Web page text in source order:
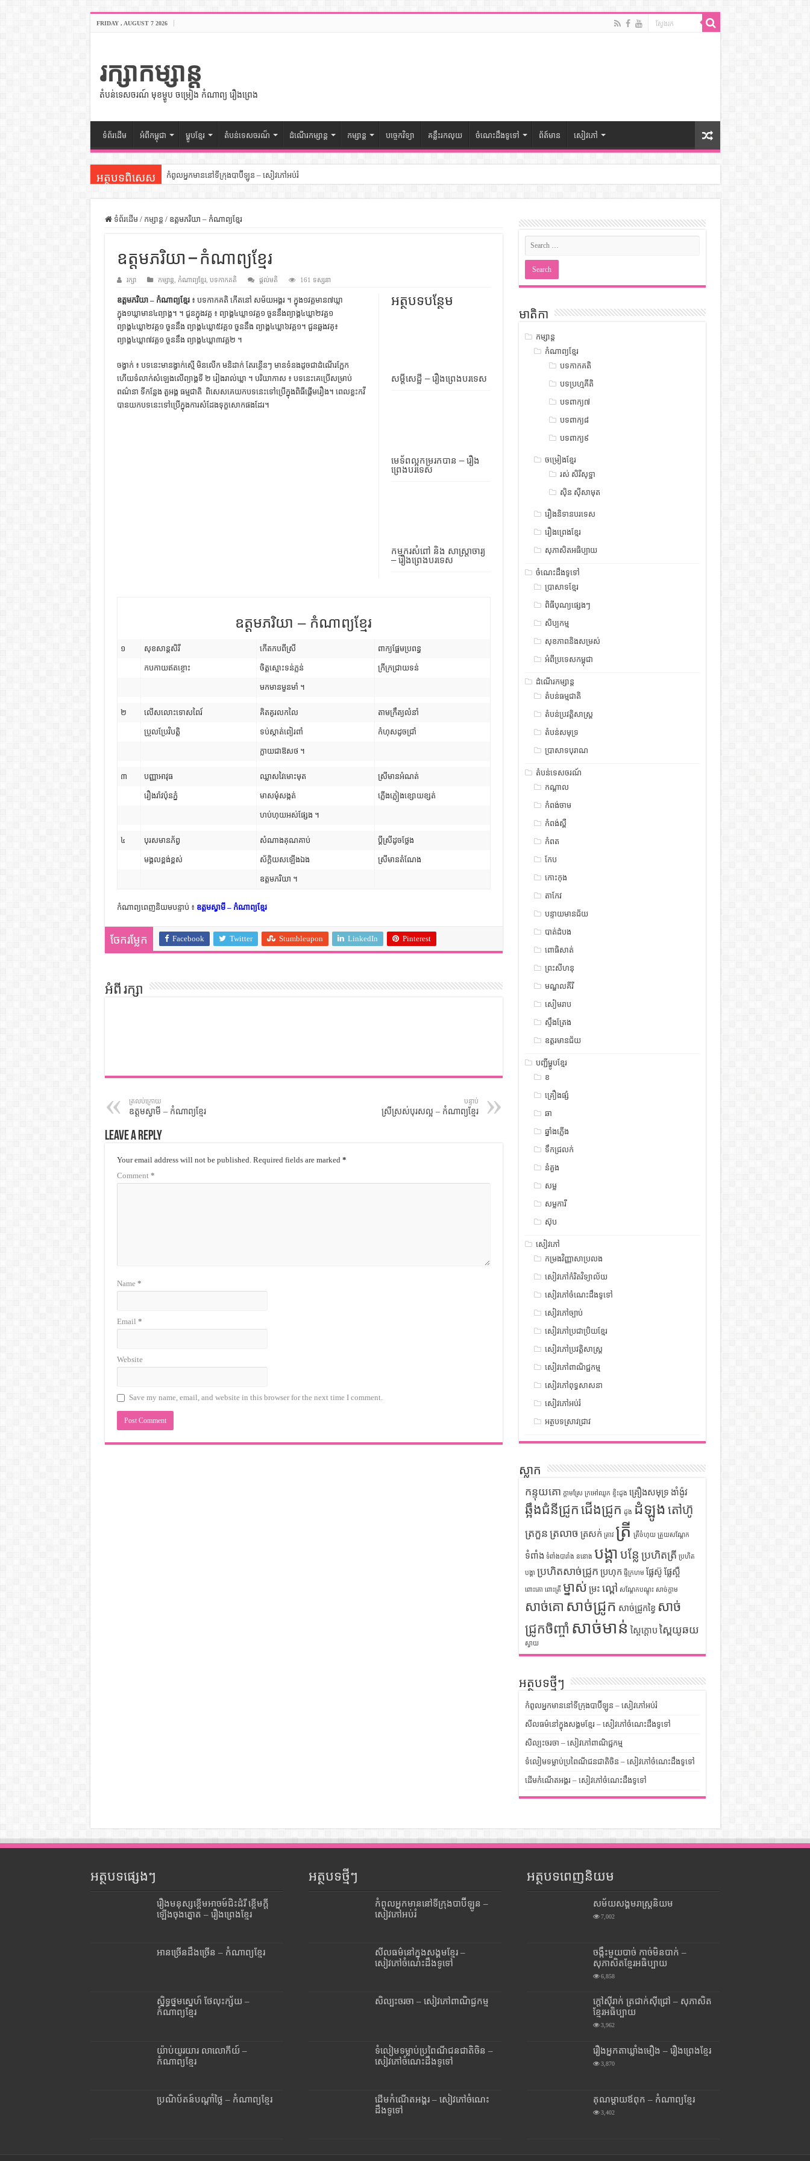
FRIDAY , AUGUST 7 2026
រក្សាកម្សាន្ត
តំបន់ទេសចរណ៍ មុខម្ហូប ចម្រៀង កំណាព្យ រឿងព្រេង
ទំព័រដើម អំពីកម្ពុជា ម្ហូបខ្មែរ តំបន់ទេសចរណ៏ ដំណើរកម្សាន្ត កម្សាន្ត បច្ចេកវិទ្យា គន្លឹះរកលុយ ចំណេះដឹងទូទៅ ព័ត៍មាន សៀវភៅ
អត្ថបទពិសេស កំពូលអ្នកមាននៅទីក្រុងបាប៊ីឡូន – សៀវភៅអប់រំ
សិល្បះចរចា – សៀវភៅពាណិជ្ជកម្ម
ដើមកំណើតអង្គរ – សៀវភៅចំណេះដឹងទូទៅ
ដើមកំណើតជនជាតិខ្មែរ – អត្ថបទស្រាវជ្រាវ
ទំនាក់ទំនងកម្ពុជានិងចិន – សៀវភៅចំណេះដឹងទូទៅ
ព្រះបាទធម្មិក – សៀវភៅចំណេះដឹងទូទៅ
រដ្ឋបាល និង រដ្ឋបាលវិមជ្ឈការ – អត្ថបទស្រាវជ្រាវ
ការស្វែងយល់អំពី ល្ខោនខោល – សៀវភៅចំណេះដឹងទូទៅ
ទំព័រដើម / កម្សាន្ត / ឧត្តមភរិយា – កំណាព្យខ្មែរ
ឧត្តមភរិយា – កំណាព្យខ្មែរ
រក្សា កម្សាន្ត កំណាព្យខ្មែរ, បទកាកគតិ ផ្តល់មតិ 161 ទស្សនា
អត្ថបទបន្ថែម
សម្តីសេដ្ឋី – រឿងព្រេងបរទេស
មេទ័ពល្អកម្ររកបាន – រឿង
ព្រេងបរទេស
កម្មករសំពៅ និង សាស្រ្តាចារ្យ
– រឿងព្រេងបរទេស
ឧត្តមភរិយា – កំណាព្យខ្មែរ៖ បទកាកគតិ កើតនៅ សម័យអង្គរ ។ ក្នុង១វគ្គមាន៧ឃ្លា
ក្នុង១ឃ្លាមាន៤ព្យាង្គ។ ។ ជួនក្នុងវគ្គ ៖ ព្យាង្គ៤ឃ្លា១វគ្គ១ ចួននឹងព្យាង្គ៤ឃ្លា២វគ្គ១
ព្យាង្គ៤ឃ្លា២វគ្គ១ ចួននឹង ព្យាង្គ៤ឃ្លា៥វគ្គ១ ចួននឹង ព្យាង្គ៤ឃ្លា៦វគ្គ១។ ជួនឆ្លងវគ្៖
ព្យាង្គ៤ឃ្លា៧វគ្គ១ ចួននឹង ព្យាង្គ៤ឃ្លា៣វគ្គ២ ។
ចង្វាក់ ៖ បទនេះមានង្វាក់ស្មើ មិនលើក មនិដាក់ តែរន្ថើនៗ មានទំនងដូចជា​ដំណើរក្អែក
ហើយទំលាក់សំឡេងលើព្យាង្គទី ២ រៀងរាល់ឃ្លា ។ បរិយាកាស ៖ បទនេះគេប្រើសម្រាប់
ពណ៌នា ទីកន្លែង តួអង្គ ធម្មជាតិ ​​ ពិសេសគេយក​បទនេះទៅប្រើក្នុងពិធីផ្តើមរឿង។ ពេលខ្លះ​កវី​
បាន​យក​បទ​នេះ​ទៅ​ប្រើ​ក្នុង​ការ​សំដែង​ទុក្ខ​សោក​ផង​ដែរ​។ ​
ឧត្តមភរិយា – កំណាព្យខ្មែរ
១ សុខសាន្តសិរី កើតកបពីស្រី ពាក្យផ្អែមប្រពន្ធ
កបកាយឥតខ្ចោះ ចិត្តស្មោះទន់ភ្លន់ ក្រីក្រជ្រាយទន់
មកមានមួនមាំ ។
២ លើសលោះទោសពៃរ៍ គិតគូរលកលៃ តាមក្រឹត្យលំនាំ
ប្រួលប្រែវិបត្តិ ទប់ស្កាត់ពៀរពាំ កំហុសដូចជ្រាំ
ក្លាយជាឱសថ ។
៣ បញ្ញាអាវុធ ឈ្លាសវៃមោះមុត ស្រីមានអំណត់
រឿងរ៉ាវប៉ុនភ្នំ មាសមុំសង្កត់ ភ្លើងភ្លៀងខ្សោយខ្សត់
ហប់ហុយអស់ផ្សែង ។
៤ បុរសមានភ័ព្វ សំណាងគុណគាប់ ប្តីស្រីដូចថ្លែង
មង្គលខ្ពង់ខ្ពស់ ស័ក្តិយសឡើងឯង ស្រីមានតំណែង
ឧត្តមភរិយា ។
កំណាព្យពេញនិយមបន្ទាប់ ៖ ឧត្តមស្វាមី – កំណាព្យខ្មែរ
ចែករម្លែក Facebook Twitter Stumbleupon LinkedIn Pinterest
អំពី រក្សា
ត្រលប់ក្រោយ
ឧត្តមស្វាមី – កំណាព្យខ្មែរ
បន្ទាប់
ស្រីស្រស់បុរសល្អ – កំណាព្យខ្មែរ
Leave a Reply
Your email address will not be published. Required fields are marked *
Comment *
Name *
Email *
Website
Save my name, email, and website in this browser for the next time I comment.
មាតិកា
កម្សាន្ត
កំណាព្យខ្មែរ
បទកាកគតិ
បទប្រហ្មគីតិ
បទពាក្យ៧
បទពាក្យ៨
បទពាក្យ៩
ចម្រៀងខ្មែរ
រស់ សិរីសុទ្ឋា
ស៊ិន ស៊ីសាមុត
រឿងនិទានបរទេស
រឿងព្រេងខ្មែរ
សុភាសិតអធិប្បាយ
ចំណេះដឹងទូទៅ
ប្រាសាទខ្មែរ
ពិធីបុណ្យផ្សេងៗ
សិប្បកម្ម
សុខភាពនិងសម្រស់
អំពីប្រទេសកម្ពុជា
ដំណើរកម្សាន្ត
តំបន់ធម្មជាតិ
តំបន់ប្រវត្តិសាស្រ្ត
តំបន់សមុទ្រ
ប្រាសាទបុរាណ
តំបន់ទេសចរណ៍
កណ្តាល
កំពង់ចាម
កំពង់ស្ពឺ
កំពត
កែប
កោះកុង
តាកែវ
បន្ទាយមានជ័យ
បាត់ដំបង
ពោធិសាត់
ព្រះសីហនុ
មណ្ឌលគីរី
សៀមរាប
ស្ទឹង​​ត្រែង
ឧត្ដរមានជ័យ
បញ្ជីម្ហូបខ្មែរ
ខ
គ្រឿងផ្សំ
ឆា
ឆ្នាំងភ្លើង
ទឹកជ្រលក់
នំគួង
សម្ល
សម្លការី
ស៊ុប
សៀវភៅ
កម្រងវិញ្ញាសាប្រលង
សៀវភៅកំរិតវិទ្យាល័យ
សៀវភៅចំណេះដឹងទូទៅ
សៀវភៅច្បាប់
សៀវភៅប្រជាប្រិយខ្មែរ
សៀវភៅប្រវត្តិសាស្រ្ត
សៀវភៅពាណិជ្ជកម្ម
សៀវភៅពុទ្ធសាសនា
សៀវភៅអប់រំ
អត្ថបទស្រាវជ្រាវ
ស្លាក
កន្ទុយគោ ក្តាមស្រែ ក្រអៅឈូក ខ្ទិះដូង គ្រឿងសមុទ្រ ងាំង៉ូវ
ឆ្អឹងជំនីជ្រូក ជើងជ្រូក ដូង ដំឡូង តៅហ៊ូ
ត្រកួន ត្រលាច ត្រសក់ ត្រាវ ត្រី ត្រីចំហុយ ត្រួយសណ្តែក
ទំពាំង ទំពាំងបារាំង ននោង បង្គា បន្លែ ប្រហិតត្រី ប្រហិត
បង្គា ប្រហិតសាច់ជ្រូក ប្រហុក ផ្ទីក្រហម ផ្លែស៊ូ ផ្លែស្ពឺ
ពោះគោ ពោះត្រី ម្នាស់ ម្រះ ល្ពៅ សណ្តែកបណ្តុះ សាច់ក្តាម
សាច់គោ សាច់ជ្រូក សាច់ជ្រូកខ្វៃ សាច់
ជ្រូកចិញ្ចាំ សាច់មាន់ ស្ពៃក្តោប ស្ពៃយូឆយ
ស្វាយ
អត្ថបទថ្មីៗ
កំពូលអ្នកមាននៅទីក្រុងបាប៊ីឡូន – សៀវភៅអប់រំ
សីលធម៌នៅក្នុងសង្គមខ្មែរ – សៀវភៅចំណេះដឹងទូទៅ
សិល្បះចរចា – សៀវភៅពាណិជ្ជកម្ម
ទំលៀមទម្លាប់ប្រពៃណីជនជាតិចិន – សៀវភៅចំណេះដឹងទូទៅ
ដើមកំណើតអង្គរ – សៀវភៅចំណេះដឹងទូទៅ
អត្ថបទផ្សេងៗ
រឿងមនុស្សខ្ពើមអាចម៍ជិះដំរី ខ្ពើមក្តី
ឡើងចុងត្នោត – រឿងព្រេងខ្មែរ
អានច្រើនដឹងច្រើន – កំណាព្យខ្មែរ
ស្និទ្ធថ្នមស្នេហ៍ ថែលុះក្ស័យ –
កំណាព្យខ្មែរ
យ៉ាប់យូរយារ លាលោកីយ៍ –
កំណាព្យខ្មែរ
ប្រណិប័តន៍បណ្តាំថ្លៃ – កំណាព្យខ្មែរ
អត្ថបទថ្មីៗ
កំពូលអ្នកមាននៅទីក្រុងបាប៊ីឡូន –
សៀវភៅអប់រំ
សីលធម៌នៅក្នុងសង្គមខ្មែរ –
សៀវភៅចំណេះដឹងទូទៅ
សិល្បះចរចា – សៀវភៅពាណិជ្ជកម្ម
ទំលៀមទម្លាប់ប្រពៃណីជនជាតិចិន –
សៀវភៅចំណេះដឹងទូទៅ
ដើមកំណើតអង្គរ – សៀវភៅចំណេះ
ដឹងទូទៅ
អត្ថបទពេញនិយម
សម័យសង្គមរាស្រ្តនិយម
7,002
ចង្កឹះមួយបាច់ កាច់មិនបាក់ –
សុភាសិតខ្មែរអធិប្បាយ
6,858
ក្តៅស៊ីរាក់ ត្រជាក់ស៊ីជ្រៅ – សុភាសិត
ខ្មែរអធិប្បាយ
3,962
រឿងអ្នកតាឃ្លាំងមឿង – រឿងព្រេងខ្មែរ
3,870
គុណម្តាយឪពុក – កំណាព្យខ្មែរ
3,402